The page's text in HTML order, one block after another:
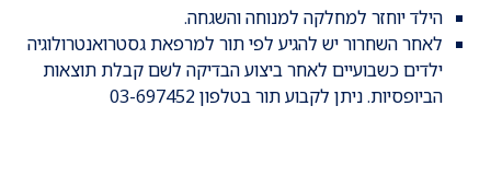
הילד יוחזר למחלקה למנוחה והשגחה.
לאחר השחרור יש להגיע לפי תור למרפאת גסטרואנטרולוגיה
ילדים כשבועיים לאחר ביצוע הבדיקה לשם קבלת תוצאות
הביופסיות. ניתן לקבוע תור בטלפון 03-697452